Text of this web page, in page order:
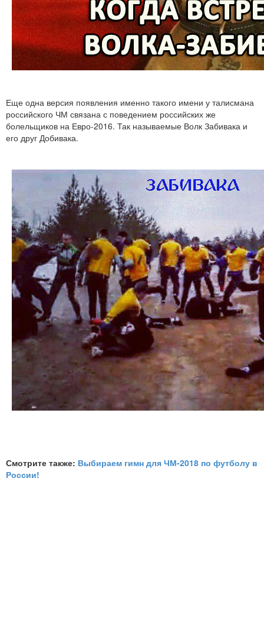
Еще одна версия появления именно такого имени у талисмана
российского ЧМ связана с поведением российских же
болельщиков на Евро-2016. Так называемые Волк Забивака и
его друг Добивака.
Смотрите также: Выбираем гимн для ЧМ-2018 по футболу в
России!